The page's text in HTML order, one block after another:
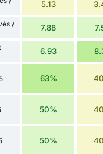
5.13
/
7.88
6.93
63%
50%
50%